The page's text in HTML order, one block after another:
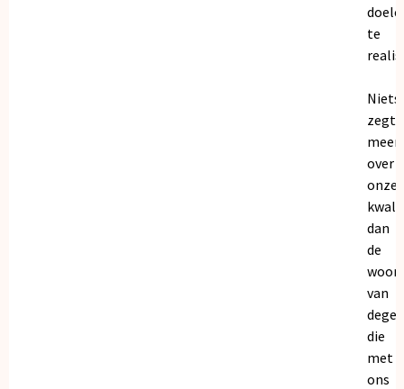
te
Niets
zegt
meer
over
onze
dan
de
van
die
met
ons